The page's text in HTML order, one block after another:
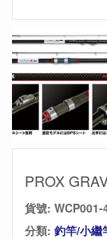
PROX
貨號: WCP001-
分類: 釣竿/小繼